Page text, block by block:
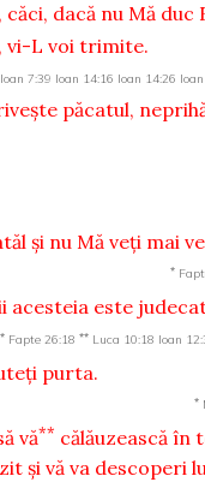
dacă nu Mă duc
vi-L voi trimite.
Ioan 7:39 Ioan 14:16 Ioan 14:26
păcatul,
şi nu Mă veţi mai
*
acesteia este
* Fapte 26:18 ** Luca 10:18 Ioan
purta.
*
vă** călăuzească în
şi vă va descoperi